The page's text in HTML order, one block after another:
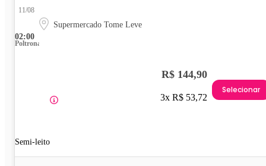
02:00
11/08
Supermercado Tome Leve
Poltrona
Semi-leito
R$ 144,90
3x R$ 53,72
Selecionar